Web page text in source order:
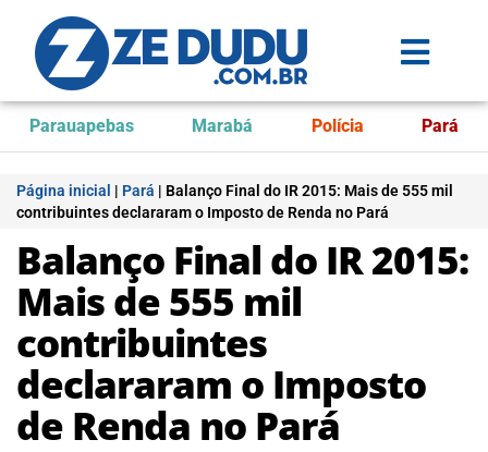
Parauapebas Marabá Polícia Pará
Página inicial | Pará | Balanço Final do IR 2015: Mais de 555 mil
contribuintes declararam o Imposto de Renda no Pará
Balanço Final do IR 2015:
Mais de 555 mil
contribuintes
declararam o Imposto
de Renda no Pará